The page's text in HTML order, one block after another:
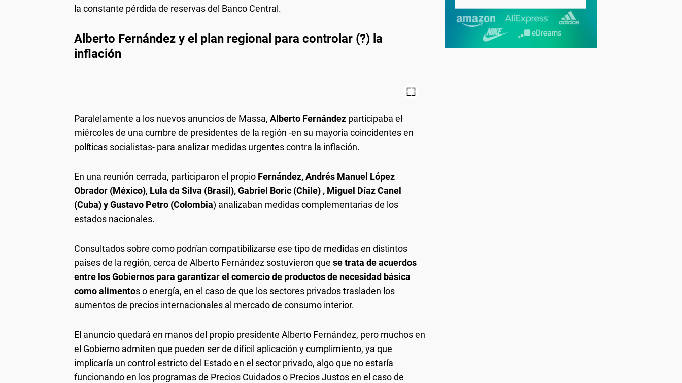
la constante pérdida de reservas del Banco Central.
Alberto Fernández y el plan regional para controlar (?) la
inflación
Paralelamente a los nuevos anuncios de Massa, Alberto Fernández participaba el
miércoles de una cumbre de presidentes de la región -en su mayoría coincidentes en
políticas socialistas- para analizar medidas urgentes contra la inflación.
En una reunión cerrada, participaron el propio Fernández,Andrés Manuel López
Obrador (México), Lula da Silva (Brasil), Gabriel Boric (Chile) , Miguel Díaz Canel
(Cuba) y Gustavo Petro (Colombia) analizaban medidas complementarias de los
estados nacionales.
Consultados sobre como podrían compatibilizarse ese tipo de medidas en distintos
países de la región, cerca de Alberto Fernández sostuvieron que se trata de acuerdos
entre los Gobiernos para garantizar el comercio de productos de necesidad básica
como alimentos o energía, en el caso de que los sectores privados trasladen los
aumentos de precios internacionales al mercado de consumo interior.
El anuncio quedará en manos del propio presidente Alberto Fernández, pero muchos en
el Gobierno admiten que pueden ser de difícil aplicación y cumplimiento, ya que
implicaría un control estricto del Estado en el sector privado, algo que no estaría
funcionando en los programas de Precios Cuidados o Precios Justos en el caso de